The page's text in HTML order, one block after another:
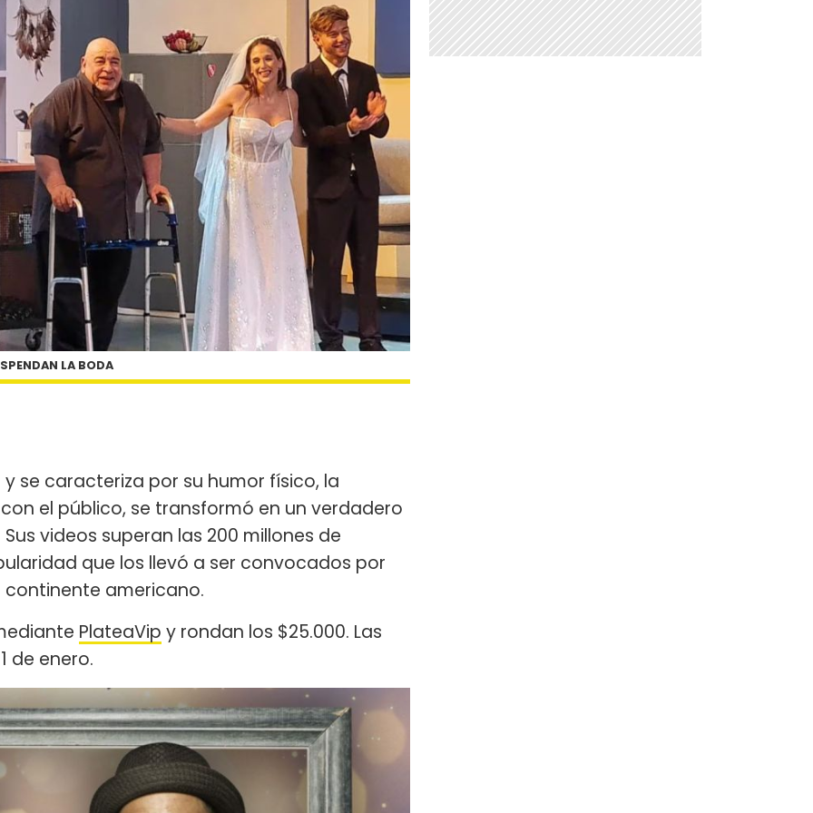
LA BODA
se caracteriza por su humor físico, la
el público, se transformó en un verdadero
videos superan las 200 millones de
que los llevó a ser convocados por
americano.
PlateaVip y rondan los $25.000. Las
de enero.